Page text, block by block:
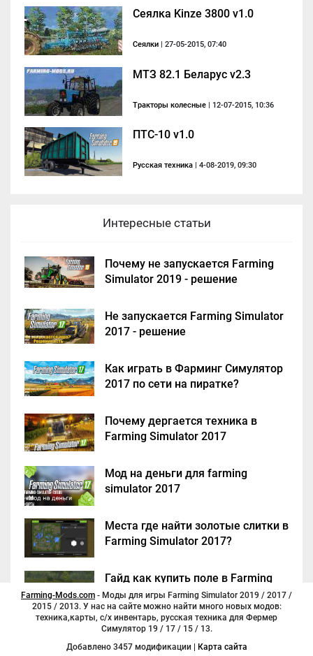
Сеялка Kinze 3800 v1.0
Сеялки | 27-05-2015, 07:40
МТЗ 82.1 Беларус v2.3
Тракторы колесные | 12-07-2015, 10:36
ПТС-10 v1.0
Русская техника | 4-08-2019, 09:30
Интересные статьи
Почему не запускается Farming
Simulator 2019 - решение
Не запускается Farming Simulator
2017 - решение
Как играть в Фарминг Симулятор
2017 по сети на пиратке?
Почему дергается техника в
Farming Simulator 2017
Мод на деньги для farming
simulator 2017
Места где найти золотые слитки в
Farming Simulator 2017?
Гайд как купить поле в Farming
Simulator 2017
Farming-Mods.com
2015 / 2013. У нас на сайте можно найти много новых модов:
техника,карты, с/х инвентарь, русская техника для Фермер
Симулятор 19 / 17 / 15 / 13.
Добавлено 3457 модификации |
Карта сайта